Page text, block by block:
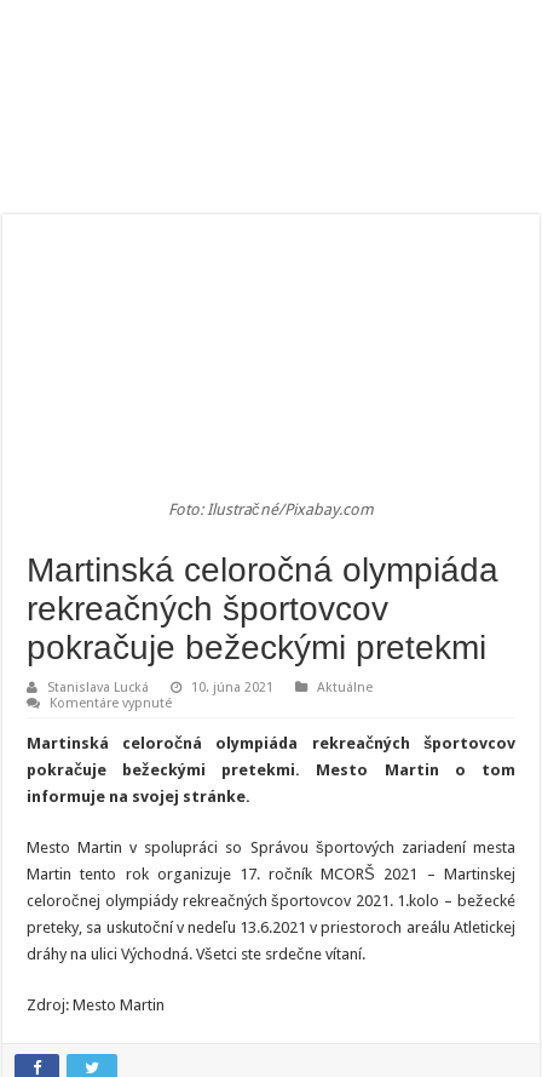
Foto: Ilustračné/Pixabay.com
Martinská celoročná olympiáda
rekreačných športovcov
pokračuje bežeckými pretekmi
Stanislava Lucká 10. júna 2021
Aktuálne
Komentáre vypnuténa
celoročná
olympiáda
rekreačných
športovcov
pokračuje
Martinská celoročná olympiáda rekreačných športovcov
pokračuje bežeckými pretekmi. Mesto Martin o tom
informuje na svojej stránke.
Mesto Martin v spolupráci so Správou športových zariadení mesta
Martin tento rok organizuje 17. ročník MCORŠ 2021 – Martinskej
celoročnej olympiády rekreačných športovcov 2021. 1.kolo – bežecké
preteky, sa uskutoční v nedeľu 13.6.2021 v priestoroch areálu Atletickej
dráhy na ulici Východná. Všetci ste srdečne vítaní.
Zdroj: Mesto Martin